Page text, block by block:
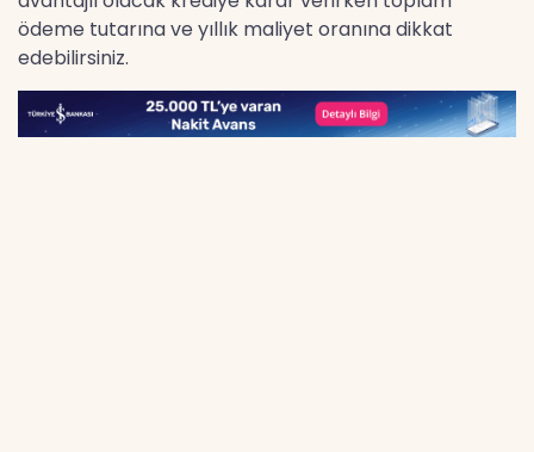
ödeme tutarına ve yıllık maliyet oranına dikkat
edebilirsiniz.